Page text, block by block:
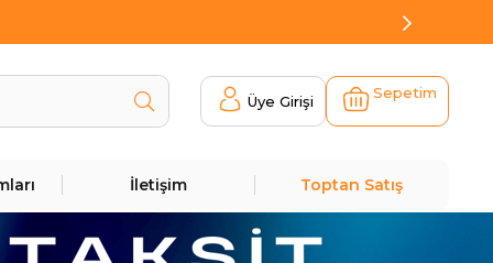
Üye Girişi Sepetim
İletişim Toptan Satış